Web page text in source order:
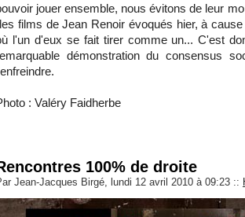
jouer ensemble, nous évitons de leur
films de Jean Renoir évoqués hier, à
l'un d'eux se fait tirer comme un... C'est
démonstration du consensus
: Valéry Faidherbe
100% de droite
Jean-Jacques Birgé, lundi 12 avril 2010 à 09:23 ::